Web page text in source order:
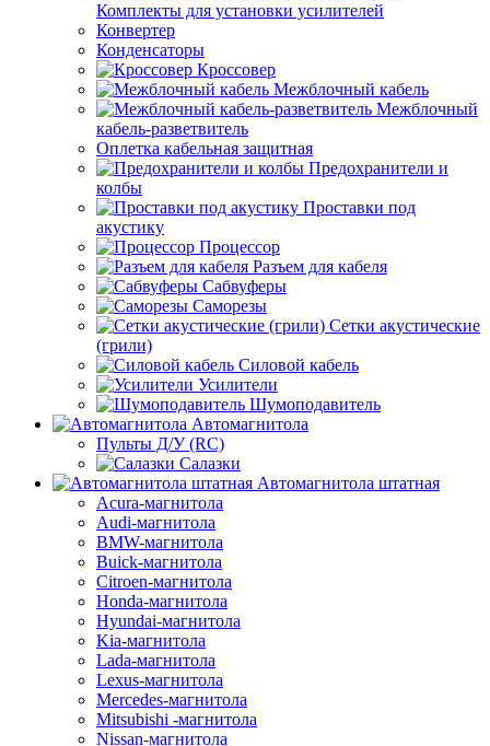
Комплекты для установки усилителей
Конвертер
Конденсаторы
Кроссовер
Межблочный кабель
Межблочный
кабель-разветвитель
Оплетка кабельная защитная
Предохранители и
колбы
Проставки под
акустику
Процессор
Разъем для кабеля
Сабвуферы
Саморезы
Сетки акустические
(грили)
Силовой кабель
Усилители
Шумоподавитель
Автомагнитола
Пульты Д/У (RC)
Салазки
Автомагнитола штатная
Acura-магнитола
Audi-магнитола
BMW-магнитола
Buick-магнитола
Citroen-магнитола
Honda-магнитола
Hyundai-магнитола
Kia-магнитола
Lada-магнитола
Lexus-магнитола
Mercedes-магнитола
Mitsubishi -магнитола
Nissan-магнитола